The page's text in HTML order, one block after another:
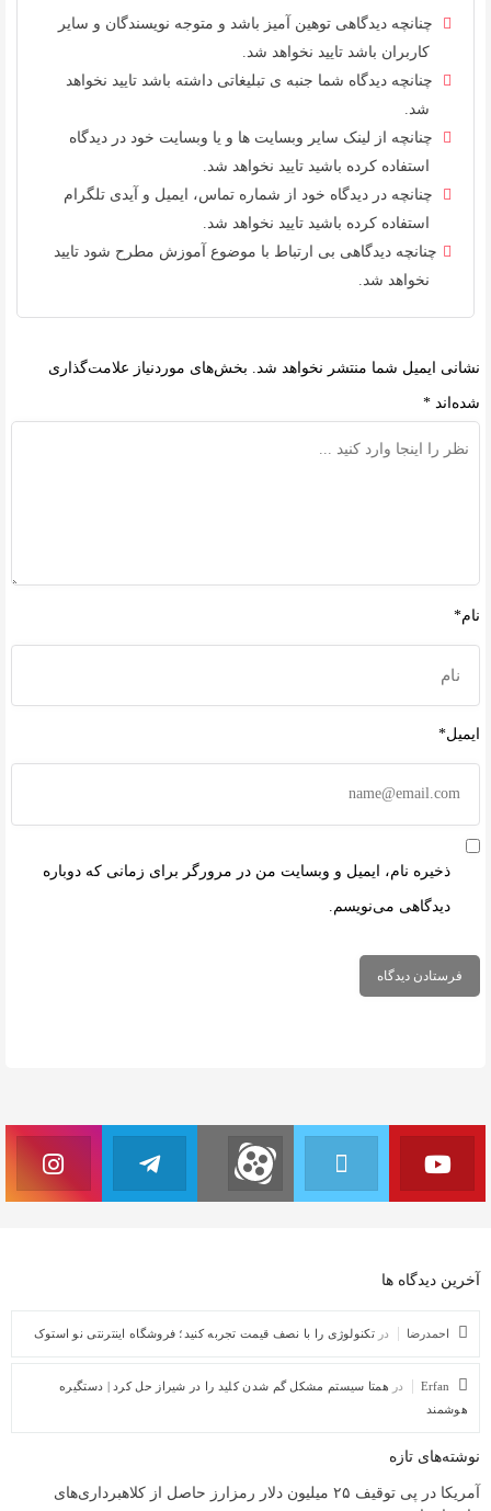
چنانچه دیدگاهی توهین آمیز باشد و متوجه نویسندگان و سایر
کاربران باشد تایید نخواهد شد.
چنانچه دیدگاه شما جنبه ی تبلیغاتی داشته باشد تایید نخواهد
شد.
چنانچه از لینک سایر وبسایت ها و یا وبسایت خود در دیدگاه
استفاده کرده باشید تایید نخواهد شد.
چنانچه در دیدگاه خود از شماره تماس، ایمیل و آیدی تلگرام
استفاده کرده باشید تایید نخواهد شد.
چنانچه دیدگاهی بی ارتباط با موضوع آموزش مطرح شود تایید
نخواهد شد.
نشانی ایمیل شما منتشر نخواهد شد. بخش‌های موردنیاز علامت‌گذاری
شده‌اند *
نام*
ایمیل*
ذخیره نام، ایمیل و وبسایت من در مرورگر برای زمانی که دوباره
دیدگاهی می‌نویسم.
آخرین دیدگاه ها
احمدرضا در تکنولوژی را با نصف قیمت تجربه کنید؛ فروشگاه اینترنتی نو استوک
Erfan در همتا سیستم مشکل گم شدن کلید را در شیراز حل کرد | دستگیره
هوشمند
نوشته‌های تازه
آمریکا در پی توقیف ۲۵ میلیون دلار رمزارز حاصل از کلاهبرداری‌های